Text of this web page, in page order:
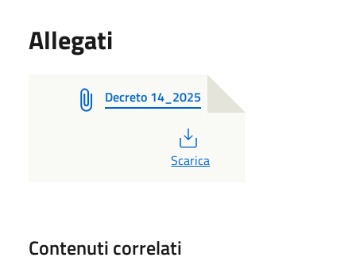
Allegati
Decreto 14_2025
Scarica
Contenuti correlati